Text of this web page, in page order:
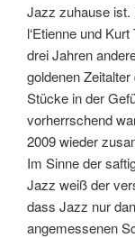
Jazz zuhause ist.
l‘Etienne und
drei Jahren
goldenen
Stücke in der
vorherrschend
2009 wieder
Im Sinne der
Jazz weiß der
dass Jazz nur
angemessenen